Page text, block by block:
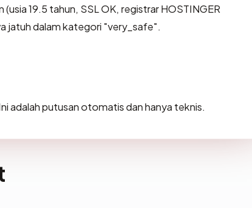
19.5 tahun, SSL OK, registrar HOSTINGER
jatuh dalam kategori "very_safe".
adalah putusan otomatis dan hanya teknis.